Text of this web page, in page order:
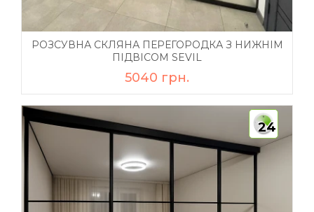
РОЗСУВНА СКЛЯНА ПЕРЕГОРОДКА З НИЖНІМ
ПІДВІСОМ SEVIL
5040 грн.
24